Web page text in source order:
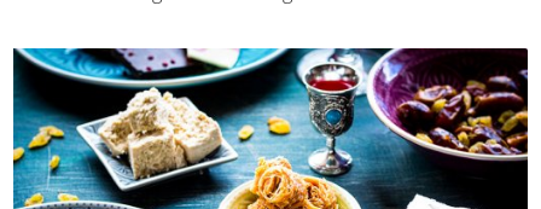
Mitbringsel für die kleinen und großen
daheimgebliebenen Naschkatzen.